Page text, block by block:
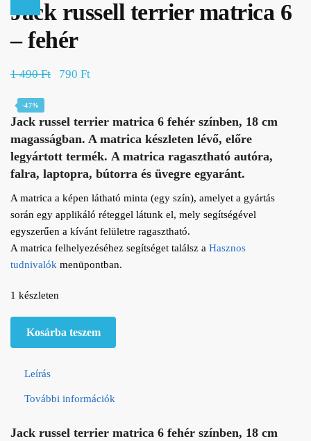
price was: 1
590 Ft.
price
is:
Jack russell terrier matrica 6
– fehér
1 490Ft Original price was: 1 490 Ft.
790 Ft
-47%
Jack russel terrier matrica 6 fehér színben, 18 cm
magasságban. A matrica készleten lévő, előre
legyártott termék. A matrica ragasztható autóra,
falra, laptopra, bútorra és üvegre egyaránt.
A matrica a képen látható minta (egy szín), amelyet a gyártás
során egy applikáló réteggel látunk el, mely segítségével
egyszerűen a kívánt felületre ragasztható.
A matrica felhelyezéséhez segítséget találsz a Hasznos
tudnivalók menüpontban.
1 készleten
Kosárba teszem
Leírás
További információk
Jack russel terrier matrica 6 fehér színben, 18 cm